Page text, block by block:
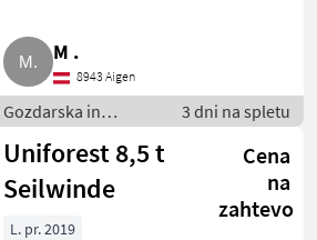
M .
8943 Aigen
Gozdarska in
lesarska
mehanizacija /
Gozdarski vitli
3 dni na spletu
Uniforest 8,5 t
Seilwinde
Cena
na
zahtevo
L. pr. 2019